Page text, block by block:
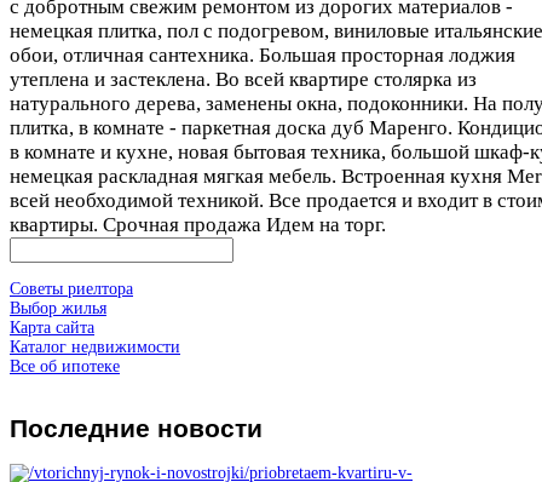
с добротным свежим ремонтом из дорогих материалов -
немецкая плитка, пол с подогревом, виниловые итальянские
обои, отличная сантехника. Большая просторная лоджия
утеплена и застеклена. Во всей квартире столярка из
натурального дерева, заменены окна, подоконники. На
плитка, в комнате - паркетная доска дуб Маренго.
в комнате и кухне, новая бытовая техника, большой шкаф-
немецкая раскладная мягкая мебель. Встроенная кухня
всей необходимой техникой. Все продается и входит в
квартиры. Срочная продажа Идем на торг.
Советы риелтора
Выбор жилья
Карта сайта
Каталог недвижимости
Все об ипотеке
Последние новости